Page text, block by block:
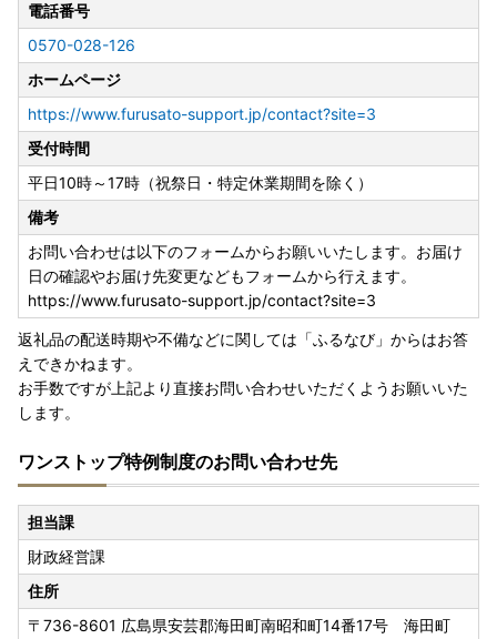
電話番号
0570-028-126
ホームページ
https://www.furusato-support.jp/contact?site=3
受付時間
平日10時～17時（祝祭日・特定休業期間を除く）
備考
お問い合わせは以下のフォームからお願いいたします。お届け
日の確認やお届け先変更などもフォームから行えます。
https://www.furusato-support.jp/contact?site=3
返礼品の配送時期や不備などに関しては「ふるなび」からはお答
えできかねます。
お手数ですが上記より直接お問い合わせいただくようお願いいた
します。
ワンストップ特例制度のお問い合わせ先
担当課
財政経営課
住所
〒736-8601 広島県安芸郡海田町南昭和町14番17号 海田町